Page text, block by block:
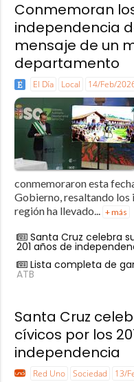
Conmemoran
independencia
mensaje de un
departamento
El Día Local 14/Feb/
conmemoraron esta
Gobierno, resaltando los
región ha llevado...
+ más
Santa Cruz celebra
201 años de
Lista completa de
ATB
Santa Cruz
cívicos por los
independencia
Red Uno Sociedad 13/